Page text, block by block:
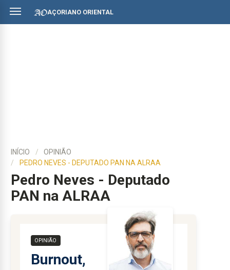
AÇORIANO ORIENTAL
INÍCIO
OPINIÃO
PEDRO NEVES - DEPUTADO PAN NA ALRAA
Pedro Neves - Deputado
PAN na ALRAA
OPINIÃO
Burnout,